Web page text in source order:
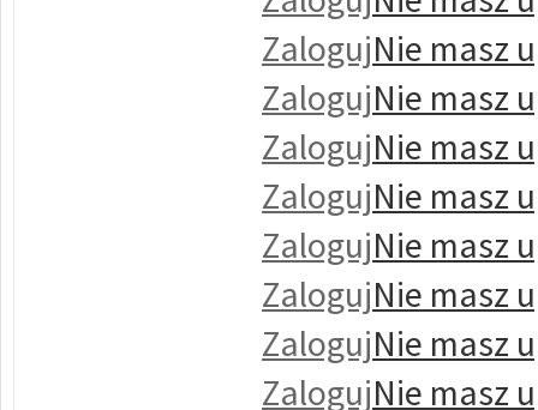
ZalogujNie masz
ZalogujNie masz
ZalogujNie masz
ZalogujNie masz
ZalogujNie masz
ZalogujNie masz
ZalogujNie masz
ZalogujNie masz